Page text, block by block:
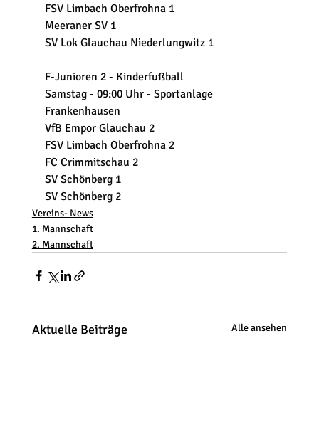
FSV Limbach Oberfrohna 1
Meeraner SV 1
SV Lok Glauchau Niederlungwitz 1
F-Junioren 2 - Kinderfußball
Samstag - 09:00 Uhr - Sportanlage
Frankenhausen
VfB Empor Glauchau 2
FSV Limbach Oberfrohna 2
FC Crimmitschau 2
SV Schönberg 1
SV Schönberg 2
Vereins- News
1. Mannschaft
2. Mannschaft
Aktuelle Beiträge Alle ansehen